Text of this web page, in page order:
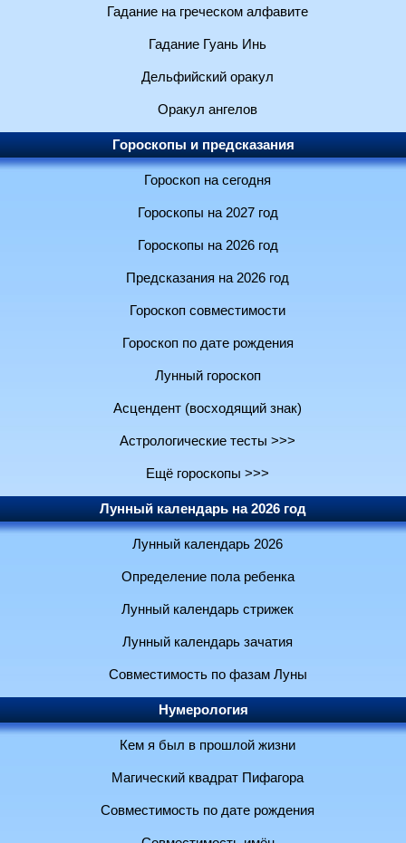
Гадание на греческом алфавите
Гадание Гуань Инь
Дельфийский оракул
Оракул ангелов
Гороскопы и предсказания
Гороскоп на сегодня
Гороскопы на 2027 год
Гороскопы на 2026 год
Предсказания на 2026 год
Гороскоп совместимости
Гороскоп по дате рождения
Лунный гороскоп
Асцендент (восходящий знак)
Астрологические тесты >>>
Ещё гороскопы >>>
Лунный календарь на 2026 год
Лунный календарь 2026
Определение пола ребенка
Лунный календарь стрижек
Лунный календарь зачатия
Совместимость по фазам Луны
Нумерология
Кем я был в прошлой жизни
Магический квадрат Пифагора
Совместимость по дате рождения